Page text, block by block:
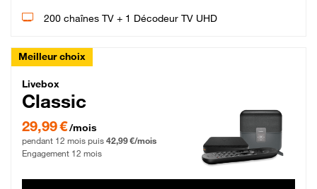
200 chaînes TV + 1 Décodeur TV UHD
Meilleur choix
Livebox Classic Fibre
Livebox
Classic
29,99 € par mois pendant 12 mois puis 42,99 € par mois, Engagement 12 mois
29,99 €/mois
pendant 12 mois puis 42,99 €/mois
Engagement 12 mois